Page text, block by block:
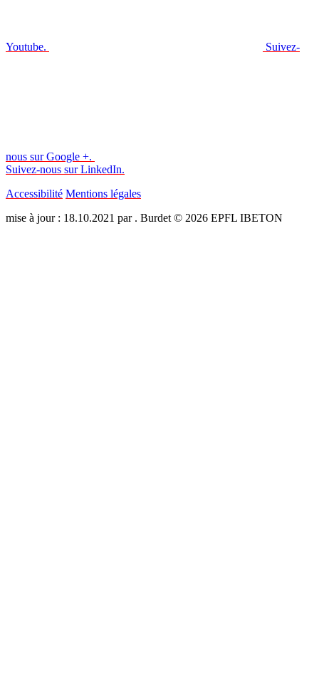
Youtube. Suivez-
nous sur Google +.
Suivez-nous sur LinkedIn.
Accessibilité Mentions légales
mise à jour : 18.10.2021 par . Burdet © 2026 EPFL IBETON